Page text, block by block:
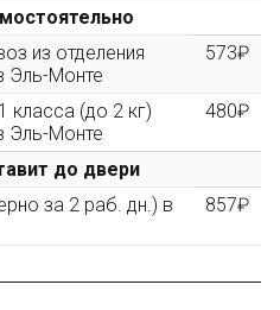
постоянную скидку на все
до 10%
купленного
скидку
набора (не дороже 10
из отделения
Эль-Монте
573₽
класса (до 2 кг)
Эль-Монте
480₽
до двери
за 2 раб. дн.) в
857₽